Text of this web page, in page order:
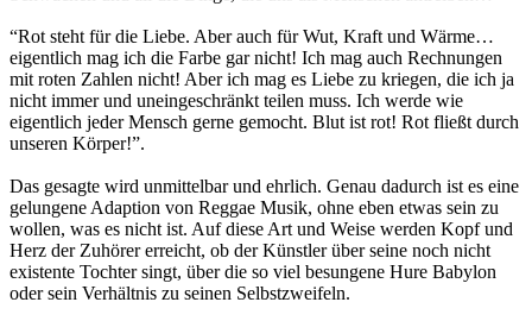
“Rot steht für die Liebe. Aber auch für Wut, Kraft und Wärme…
eigentlich mag ich die Farbe gar nicht! Ich mag auch Rechnungen
mit roten Zahlen nicht! Aber ich mag es Liebe zu kriegen, die ich ja
nicht immer und uneingeschränkt teilen muss. Ich werde wie
eigentlich jeder Mensch gerne gemocht. Blut ist rot! Rot fließt durch
unseren Körper!”.
Das gesagte wird unmittelbar und ehrlich. Genau dadurch ist es eine
gelungene Adaption von Reggae Musik, ohne eben etwas sein zu
wollen, was es nicht ist. Auf diese Art und Weise werden Kopf und
Herz der Zuhörer erreicht, ob der Künstler über seine noch nicht
existente Tochter singt, über die so viel besungene Hure Babylon
oder sein Verhältnis zu seinen Selbstzweifeln.